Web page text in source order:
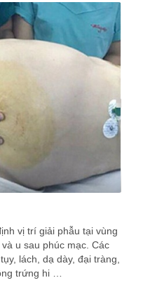
vị trí giải phẫu tại vùng
u sau phúc mạc. Các
lách, dạ dày, đại tràng,
trứng hi …